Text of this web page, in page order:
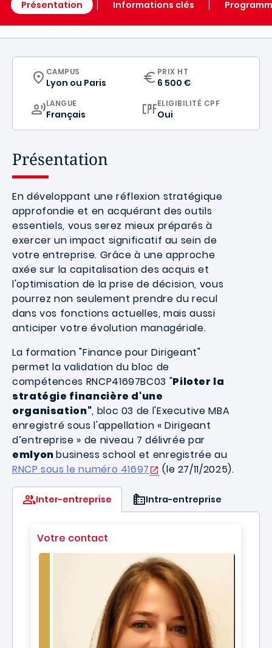
Présentation Informations clés
CURRICULUM
CAMPUS
Lyon ou Paris
PRIX HT
6 500 €
CURRICULUM
LANGUE
Français
ELIGIBILITÉ CPF
Oui
Présentation
En développant une réflexion stratégique
approfondie et en acquérant des outils
essentiels, vous serez mieux préparés à
exercer un impact significatif au sein de
votre entreprise. Grâce à une approche
axée sur la capitalisation des acquis et
l'optimisation de la prise de décision, vous
pourrez non seulement prendre du recul
dans vos fonctions actuelles, mais aussi
anticiper votre évolution managériale.
La formation "Finance pour Dirigeant"
permet la validation du bloc de
compétences RNCP41697BC03 "Piloter la
stratégie financière d'une
organisation", bloc 03 de l'Executive MBA
enregistré sous l'appellation « Dirigeant
d’entreprise » de niveau 7délivrée par
emlyonbusiness school et enregistrée au
RNCP sous le numéro 41697
(le 27/11/2025).
Inter-entreprise Intra-entreprise
Votre contact